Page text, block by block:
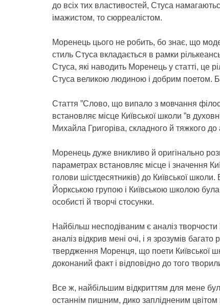
до всіх тих властивостей, Стуса
імажистом, то сюрреалістом.
Моренець цього не робить, бо знає, що
стиль Стуса вкладається в рамки
Стуса, які наводить Моренець у статті, це
Стуса великою людиною і добрим поетом.
Стаття ”Слово, що випало з мовчання
встановляє місце Київської школи ”в
Михайла Григоріва, складного й тяжкого до
Моренець дуже вникливо й оригінально
параметрах встановляє місце і значення
голови шістдесятників) до Київської
Йоркською групою і Київською школою
особисті й творчі стосунки.
Найбільш несподіваним є аналіз творчости
аналіз відкрив мені очі, і я зрозумів
твердження Моренця, що поети Київської
доконаний факт і відповідно до того
Все ж, найбільшим відкриттям для мене
останнім пишним, дико заплідненим